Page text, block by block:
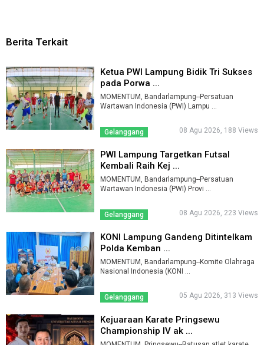
Berita Terkait
Ketua PWI Lampung Bidik Tri Sukses
pada Porwa ...
MOMENTUM, Bandarlampung--Persatuan
Wartawan Indonesia (PWI) Lampu ...
Gelanggang 08 Agu 2026, 188 Views
PWI Lampung Targetkan Futsal
Kembali Raih Kej ...
MOMENTUM, Bandarlampung--Persatuan
Wartawan Indonesia (PWI) Provi ...
Gelanggang 08 Agu 2026, 223 Views
KONI Lampung Gandeng Ditintelkam
Polda Kemban ...
MOMENTUM, Bandarlampung--Komite Olahraga
Nasional Indonesia (KONI ...
Gelanggang 05 Agu 2026, 313 Views
Kejuaraan Karate Pringsewu
Championship IV ak ...